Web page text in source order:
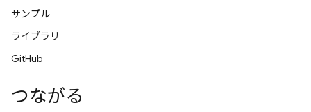
サンプル
ライブラリ
GitHub
つながる